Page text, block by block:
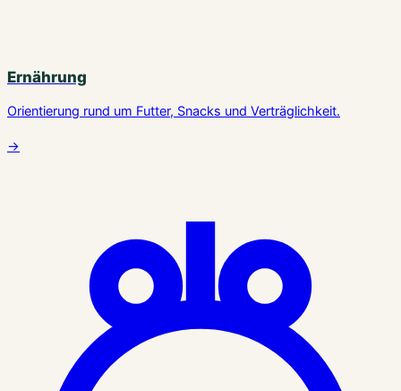
Ernährung
Orientierung rund um Futter, Snacks und Verträglichkeit.
→